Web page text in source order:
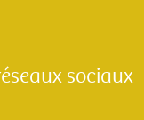
sociaux